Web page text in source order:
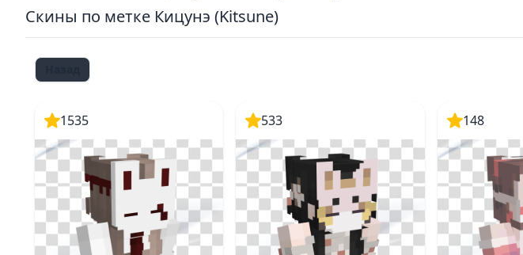
Скины по метке Кицунэ (Kitsune)
1535 533 148